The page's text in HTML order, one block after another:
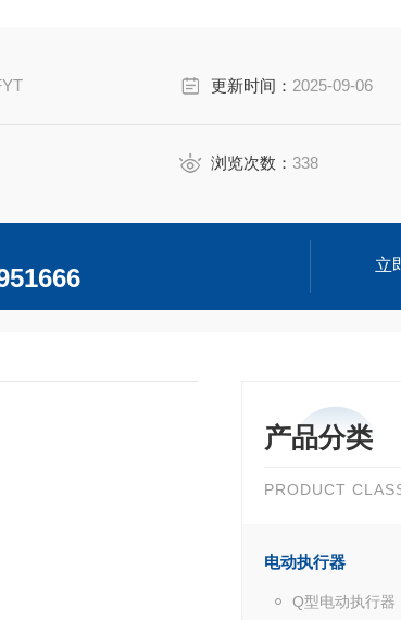
电机电源切断，从而保护电机和执行机构，当电机
更新时间： 2025-09-06
浏览次数：338
立
产品分类
PRODUCT
电动执行器
Q型电动执行器